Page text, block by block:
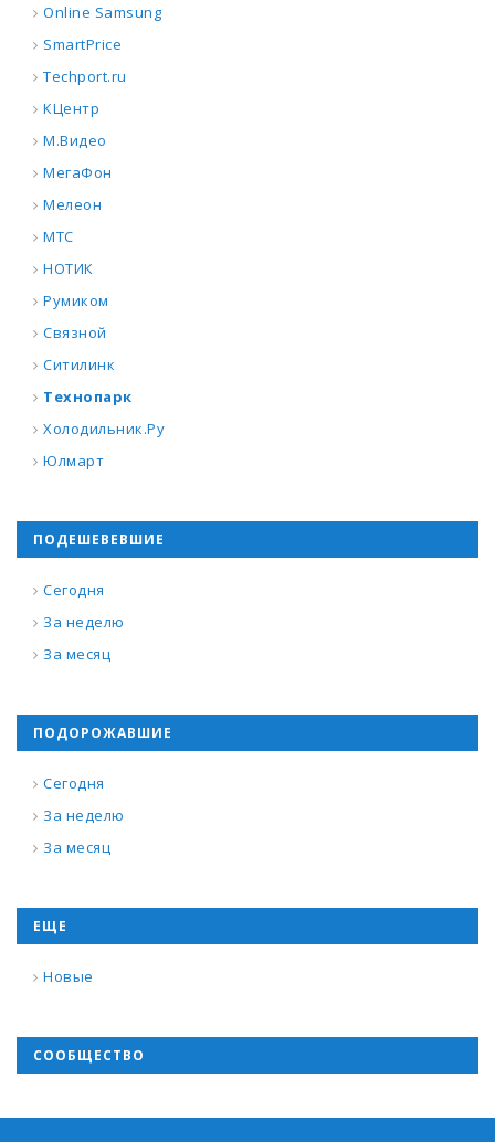
Online Samsung
SmartPrice
Techport.ru
КЦентр
М.Видео
МегаФон
Мелеон
МТС
НОТИК
Румиком
Связной
Ситилинк
Технопарк
Холодильник.Ру
Юлмарт
ПОДЕШЕВЕВШИЕ
Сегодня
За неделю
За месяц
ПОДОРОЖАВШИЕ
Сегодня
За неделю
За месяц
ЕЩЕ
Новые
СООБЩЕСТВО